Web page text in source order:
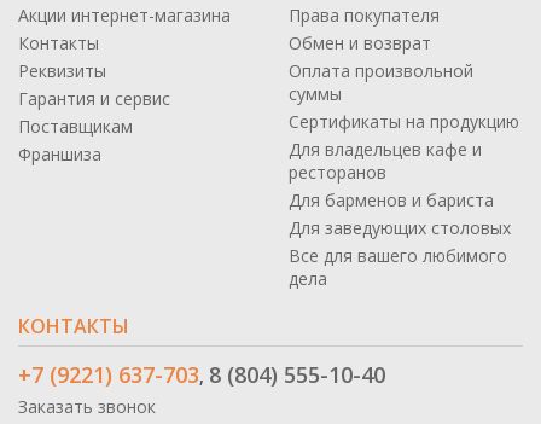
Акции интернет-магазина
Контакты
Реквизиты
Гарантия и сервис
Поставщикам
Франшиза
Права покупателя
Обмен и возврат
Оплата произвольной
суммы
Сертификаты на продукцию
Для владельцев кафе и
ресторанов
Для барменов и бариста
Для заведующих столовых
Все для вашего любимого
дела
КОНТАКТЫ
+7 (9221) 637-703, 8 (804) 555-10-40
Заказать звонок